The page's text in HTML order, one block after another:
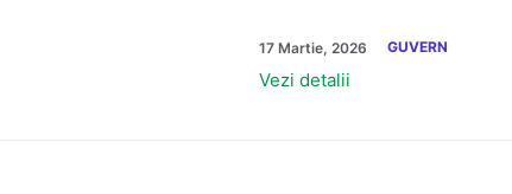
17 Martie, 2026 GUVERN
Vezi detalii